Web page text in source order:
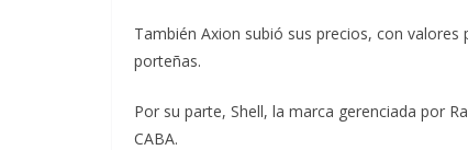
También Axion subió sus precios, con
porteñas.
Por su parte, Shell, la marca gerenciada por
CABA.